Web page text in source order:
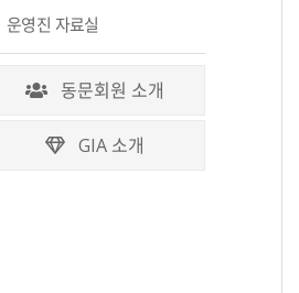
운영진 자료실
동문회원 소개
GIA 소개